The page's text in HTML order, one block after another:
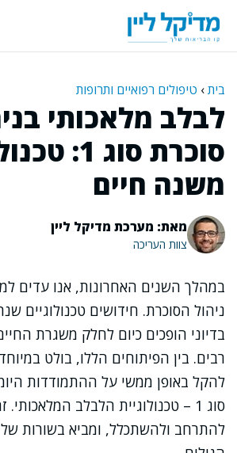
לתוכן
בית› טיפולים רפואיים ותרופות
לבלב מלאכותי
סוכרת סוג 1:
משנה חיים
מאת: מערכת מדיקל ליין
צוות העריכה
במהלך השנים האחרונות, אנו עדים
ניהול הסוכרת. חידושים טכנולוגיים
בדיוני הופכים כיום לחלק משגרת
רבים. בין הפיתוחים הללו, בולט
להקל באופן ממשי על ההתמודדות
סוג 1 – טכנולוגיית הלבלב
להתרחב ולהשתכלל, ומביא בשורות